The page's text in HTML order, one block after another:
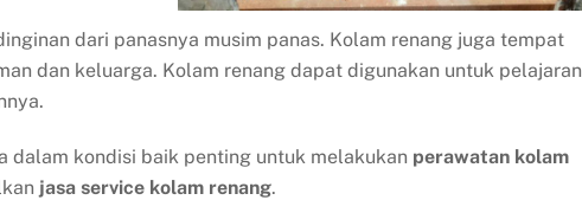
dari panasnya musim panas. Kolam renang juga tempat
dan keluarga. Kolam renang dapat digunakan untuk pelajaran
dalam kondisi baik penting untuk melakukan perawatan kolam
jasa service kolam renang.